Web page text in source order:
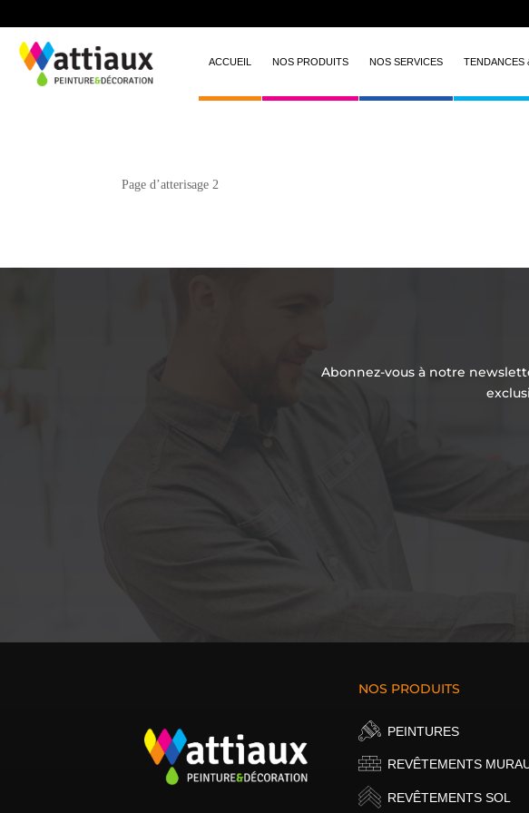
ACCUEIL NOS PRODUITS NOS SERVICES TENDANCES
Page d’atterisage 2
Abonnez-vous à notre
NOS PRODUITS
PEINTURES
REVÊTEMENTS
REVÊTEMENTS SOL